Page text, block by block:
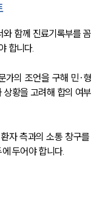
함께 진료기록부를 꼼
합니다.
가의 조언을 구해 민·형
황을 고려해 합의 여부
자 측과의 소통 창구를
두어야 합니다.